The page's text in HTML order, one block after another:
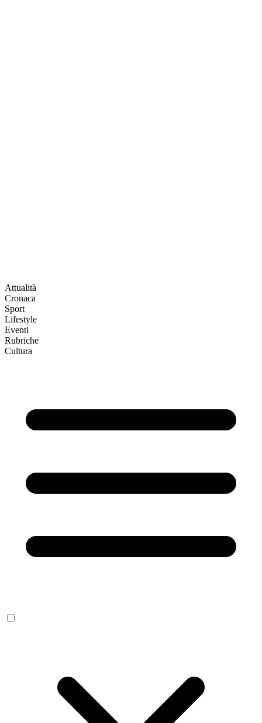
Attualità
Cronaca
Sport
Lifestyle
Eventi
Rubriche
Cultura